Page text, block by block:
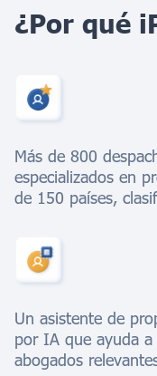
¿Por qué
Más de 800
especializados en
de 150 países,
Un asistente de
por IA que ayuda
abogados